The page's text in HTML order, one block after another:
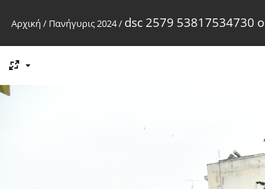
Αρχική / Πανήγυρις 2024/ dsc 2579 53817534730 o